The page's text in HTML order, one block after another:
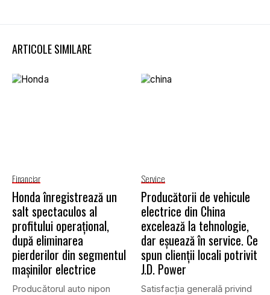
ARTICOLE SIMILARE
Financiar
Honda înregistrează un
salt spectaculos al
profitului operațional,
după eliminarea
pierderilor din segmentul
mașinilor electrice
Producătorul auto nipon
Service
Producătorii de vehicule
electrice din China
excelează la tehnologie,
dar eșuează în service. Ce
spun clienții locali potrivit
J.D. Power
Satisfacția generală privind